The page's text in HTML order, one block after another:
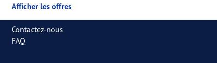
Afficher les offres
Contactez-nous
FAQ